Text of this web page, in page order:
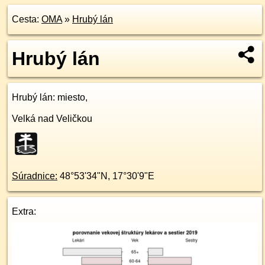
Cesta: OMA» Hrubý lán
Hrubý lán
Hrubý lán: miesto,
Velká nad Veličkou
Súradnice: 48°53'34"N , 17°30'9"E
Extra: